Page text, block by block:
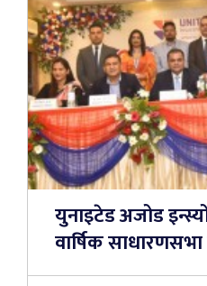
युनाइटेड अजोड
वार्षिक साधारणसभा